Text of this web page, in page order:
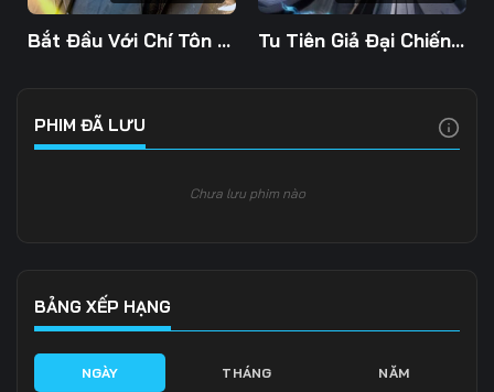
Tập 121 Tập 122 Tập 123
Tập 134
Tập 139
Tập 142
Bắt Đầu Với Chí Tôn Đan Điền Tu Tiên Giả Đại Chiến Siêu Năng Lực 3D
PHIM ĐÃ LƯU
Chưa lưu phim nào
BẢNG XẾP HẠNG
NGÀY THÁNG NĂM